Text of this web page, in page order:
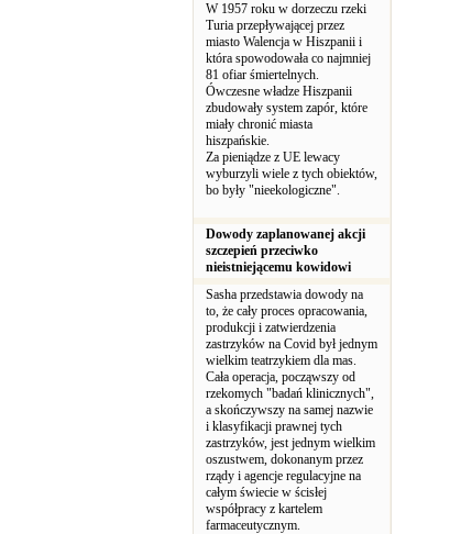
W 1957 roku w dorzeczu rzeki
Turia przepływającej przez
miasto Walencja w Hiszpanii i
która spowodowała co najmniej
81 ofiar śmiertelnych.
Ówczesne władze Hiszpanii
zbudowały system zapór, które
miały chronić miasta
hiszpańskie.
Za pieniądze z UE lewacy
wyburzyli wiele z tych obiektów,
bo były "nieekologiczne".
Dowody zaplanowanej akcji
szczepień przeciwko
nieistniejącemu kowidowi
Sasha przedstawia dowody na
to, że cały proces opracowania,
produkcji i zatwierdzenia
zastrzyków na Covid był jednym
wielkim teatrzykiem dla mas.
Cała operacja, począwszy od
rzekomych "badań klinicznych",
a skończywszy na samej nazwie
i klasyfikacji prawnej tych
zastrzyków, jest jednym wielkim
oszustwem, dokonanym przez
rządy i agencje regulacyjne na
całym świecie w ścisłej
współpracy z kartelem
farmaceutycznym.